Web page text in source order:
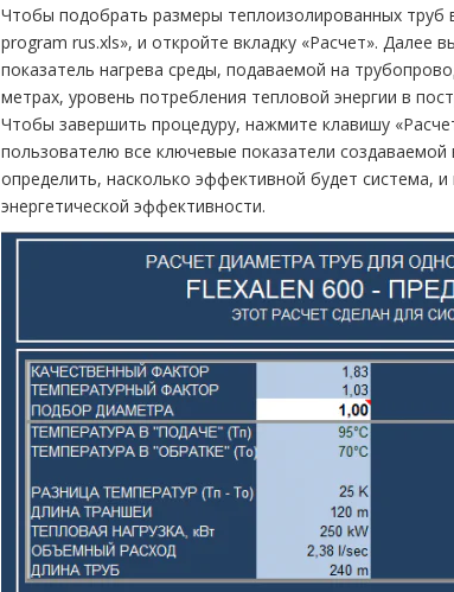
Чтобы подобрать размеры теплоизолированных тpуб
program rus.xls», и откройте вкладку «Расчет». Далее
показатель нагрева среды, подаваемой на
метрах, уровень потребления тепловой энергии в
Чтобы завершить процедуру, нажмите клавишу
пользователю все ключевые показатели
определить, насколько эффективной будет система,
энергетической эффективности.